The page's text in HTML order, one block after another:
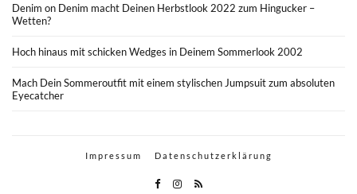
Denim on Denim macht Deinen Herbstlook 2022 zum Hingucker –
Wetten?
Hoch hinaus mit schicken Wedges in Deinem Sommerlook 2002
Mach Dein Sommeroutfit mit einem stylischen Jumpsuit zum absoluten
Eyecatcher
Impressum Datenschutzerklärung